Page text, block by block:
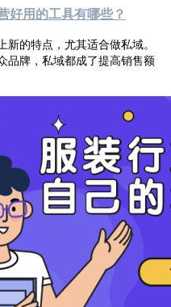
好用的工具有哪些？
的特点，尤其适合做私域。
品牌，私域都成了提高销售额